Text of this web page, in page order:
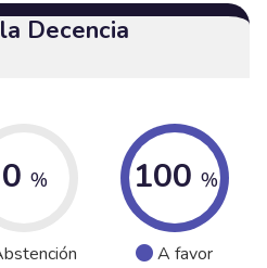
Decencia
0 % 100 %
A favor